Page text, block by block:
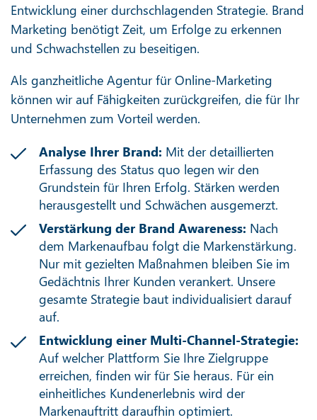
Entwicklung einer durchschlagenden Strategie. Brand
Marketing benötigt Zeit, um Erfolge zu erkennen
und Schwachstellen zu beseitigen.
Als ganzheitliche Agentur für Online-Marketing
können wir auf Fähigkeiten zurückgreifen, die für Ihr
Unternehmen zum Vorteil werden.
Analyse Ihrer Brand: Mit der detaillierten
Erfassung des Status quo legen wir den
Grundstein für Ihren Erfolg. Stärken werden
herausgestellt und Schwächen ausgemerzt.
Verstärkung der Brand Awareness: Nach
dem Markenaufbau folgt die Markenstärkung.
Nur mit gezielten Maßnahmen bleiben Sie im
Gedächtnis Ihrer Kunden verankert. Unsere
gesamte Strategie baut individualisiert darauf
auf.
Entwicklung einer Multi-Channel-Strategie:
Auf welcher Plattform Sie Ihre Zielgruppe
erreichen, finden wir für Sie heraus. Für ein
einheitliches Kundenerlebnis wird der
Markenauftritt daraufhin optimiert.